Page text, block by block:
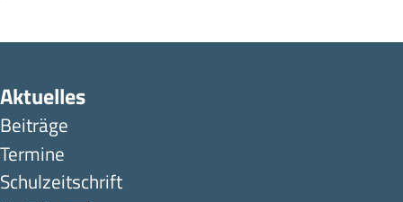
Aktuelles
Beiträge
Termine
Schulzeitschrift